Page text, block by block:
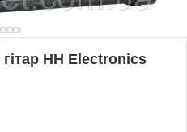
HH Electronics